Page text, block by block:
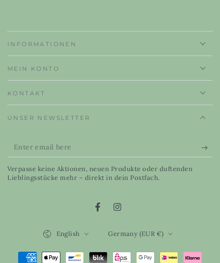
INFORMATIONEN
MEIN KONTO
KONTAKT
UNSER NEWSLETTER
Enter
email
here
Verpasse keine Aktionen, neuen Produkte oder duftenden
Lieblingsstücke mehr – direkt in dein Postfach.
FacebookInstagram
English Germany (EUR €)
Payment